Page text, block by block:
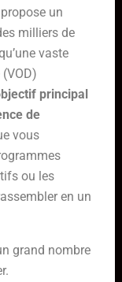
un
milliers de
vaste
principal
de
vous
ou les
en un
grand nombre